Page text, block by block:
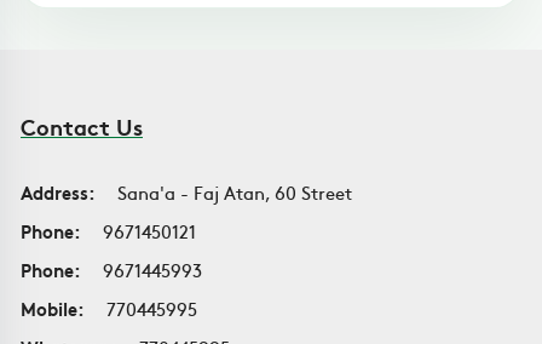
Contact Us
Address:
Sana'a - Faj Atan, 60 Street
Phone:
9671450121
Phone:
9671445993
Mobile:
770445995